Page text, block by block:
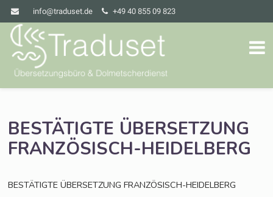
info@traduset.de +49 40 855 09 823
BESTÄTIGTE ÜBERSETZUNG
FRANZÖSISCH-HEIDELBERG
BESTÄTIGTE ÜBERSETZUNG FRANZÖSISCH-HEIDELBERG